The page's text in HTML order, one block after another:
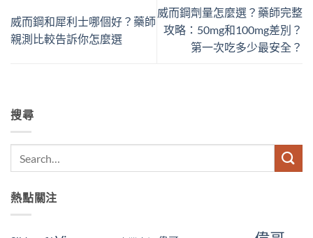
威而鋼和犀利士哪個好？藥師
親測比較告訴你怎麼選
威而鋼劑量怎麼選？藥師完整
攻略：50mg和100mg差別？
第一次吃多少最安全？
搜尋
熱點關注